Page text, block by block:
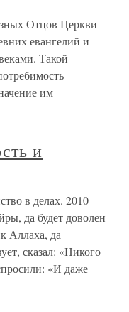
Отцов Церкви
евангелий и
Такой
им
и
в делах. 2010
да будет доволен
Аллаха, да
сказал: «Никого
«И даже